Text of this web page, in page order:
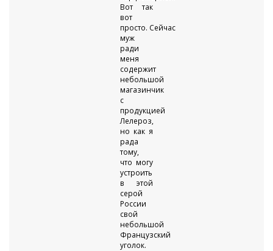
Вот так
вот
просто. Сейчас
муж
ради
меня
содержит
небольшой
магазинчик
с
продукцией
Лелероз,
но как я
рада
тому,
что могу
устроить
в этой
серой
России
свой
небольшой
Французский
уголок.